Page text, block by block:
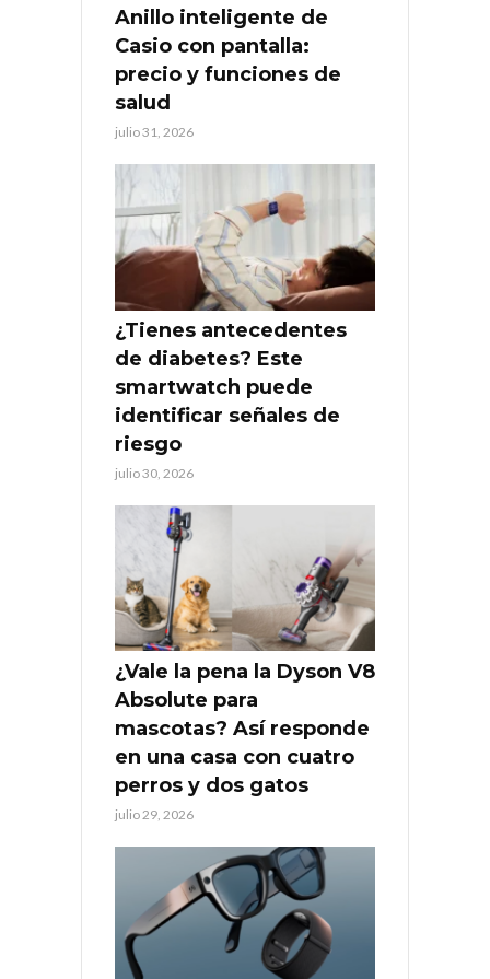
Anillo inteligente de
Casio con pantalla:
precio y funciones de
salud
julio 31, 2026
¿Tienes antecedentes
de diabetes? Este
smartwatch puede
identificar señales de
riesgo
julio 30, 2026
¿Vale la pena la Dyson V8
Absolute para
mascotas? Así responde
en una casa con cuatro
perros y dos gatos
julio 29, 2026